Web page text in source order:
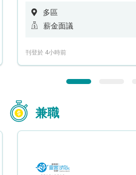
多區
薪金面議
刊登於 4小時前
兼職